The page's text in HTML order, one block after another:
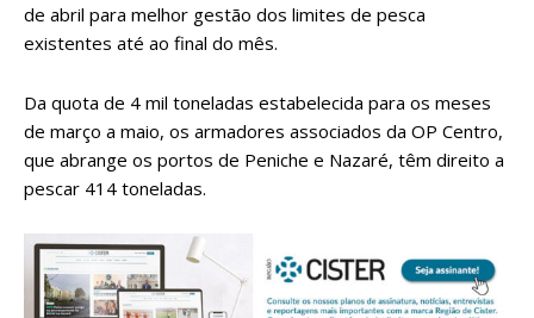
de abril para melhor gestão dos limites de pesca
existentes até ao final do mês.
Da quota de 4 mil toneladas estabelecida para os meses
de março a maio, os armadores associados da OP Centro,
que abrange os portos de Peniche e Nazaré, têm direito a
pescar 414 toneladas.